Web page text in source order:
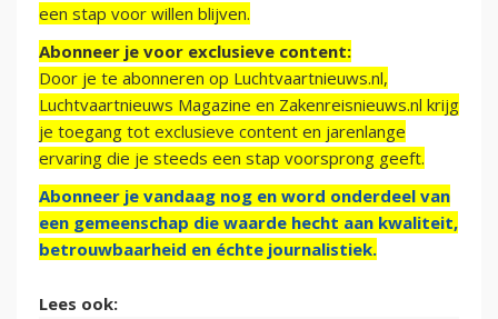
een stap voor willen blijven.
Abonneer je voor exclusieve content:
Door je te abonneren op Luchtvaartnieuws.nl,
Luchtvaartnieuws Magazine en Zakenreisnieuws.nl krijg
je toegang tot exclusieve content en jarenlange
ervaring die je steeds een stap voorsprong geeft.
Abonneer je vandaag nog en word onderdeel van
een gemeenschap die waarde hecht aan kwaliteit,
betrouwbaarheid en échte journalistiek.
Lees ook: